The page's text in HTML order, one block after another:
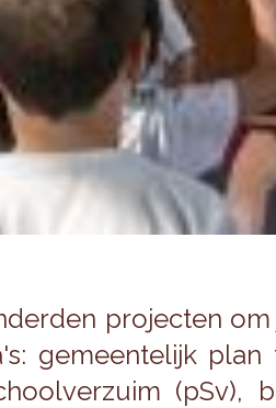
pro­jec­ten
ge­meen­te­lijk plan
(pSv),